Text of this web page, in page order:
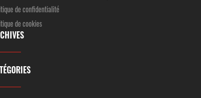
de confidentialité
de cookies